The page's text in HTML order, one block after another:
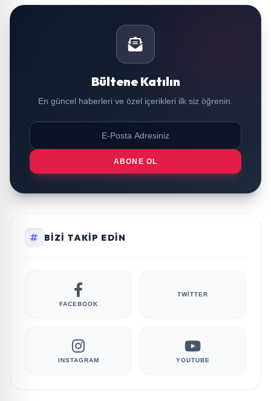
Bültene Katılın
En güncel haberleri ve özel içerikleri ilk siz öğrenin.
ABONE OL
BIZI TAKIP EDIN
FACEBOOK
TWITTER
INSTAGRAM YOUTUBE